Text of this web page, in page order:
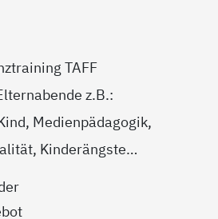
TAFF
z.B.:
Medienpädagogik,
Kinderängste…